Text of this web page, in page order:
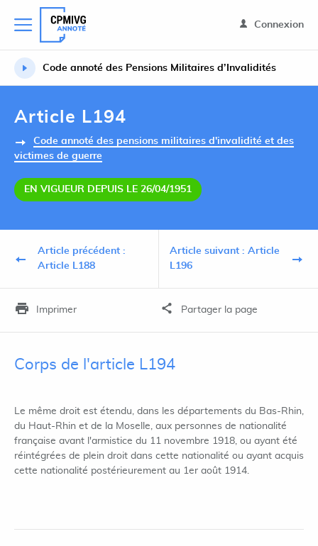
Connexion
Code annoté des Pensions Militaires d’Invalidités
Article L194
Code annoté des pensions militaires d'invalidité et des
victimes de guerre
EN VIGUEUR DEPUIS LE 26/04/1951
Article précédent :
Article L188
Article suivant : Article
L196
Imprimer Partager la page
Corps de l'article L194
Le même droit est étendu, dans les départements du Bas-Rhin,
du Haut-Rhin et de la Moselle, aux personnes de nationalité
française avant l'armistice du 11 novembre 1918, ou ayant été
réintégrées de plein droit dans cette nationalité ou ayant acquis
cette nationalité postérieurement au 1er août 1914.